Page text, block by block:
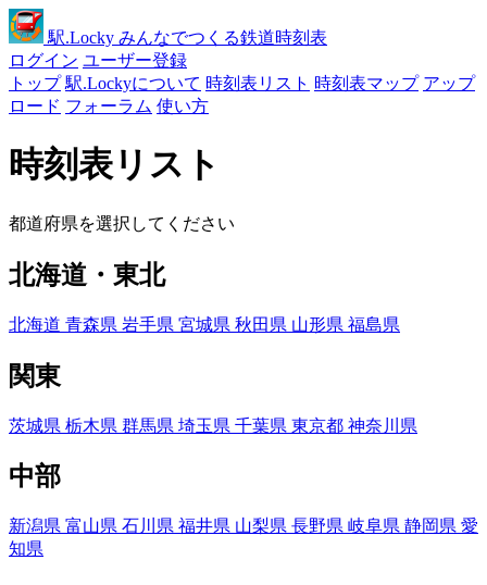
駅.Locky みんなでつくる鉄道時刻表
ログイン ユーザー登録
トップ 駅.Lockyについて 時刻表リスト 時刻表マップ アップ
ロード フォーラム 使い方
時刻表リスト
都道府県を選択してください
北海道・東北
北海道 青森県 岩手県 宮城県 秋田県 山形県 福島県
関東
茨城県 栃木県 群馬県 埼玉県 千葉県 東京都 神奈川県
中部
新潟県 富山県 石川県 福井県 山梨県 長野県 岐阜県 静岡県 愛
知県